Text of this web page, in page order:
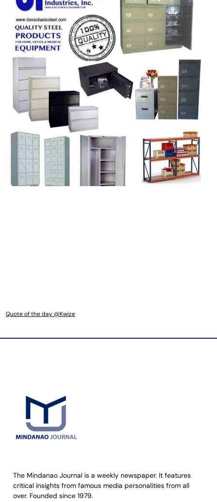
Quote of the day @Kwize
The Mindanao Journal is a weekly newspaper. It features
critical insights from famous media personalities from all
over. Founded since 1979.